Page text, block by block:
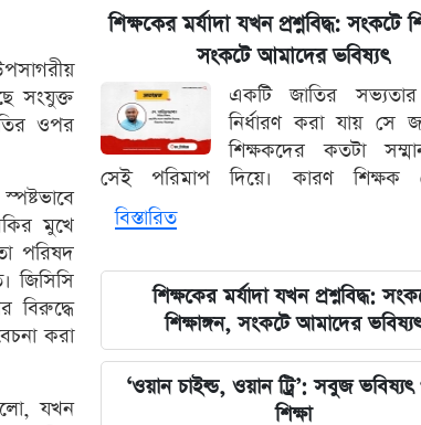
সংযুক্ত
ওপর
মুখে
পরিষদ
জিসিসি
বিরুদ্ধে
করা
যখন
মার্কিন ইমিগ্রেশন সার্ভিস বিভাগে
পরিবর্তন, প্রবাসীদের জন্য জরুরি
২০২৩ সালের ইসরায়েলি হামলার
আড়াই বছর পর উদ্ধার ৪০ শিশুর
দেহাবশেষ
জুলাই শহীদদের কবর বাঁধানোর
হোসেন
শেয়ারবাজারে আর্থিক কেলেঙ্কারির
বড় আপডেট জানাল দুদক
শিক্ষকের মর্যাদা যখন প্রশ্নবিদ্ধ: সংকটে
সংকটে আমাদের ভবিষ্যৎ
একটি জাতির সভ্যতার
নির্ধারণ করা যায় সে
শিক্ষকদের কতটা
সেই পরিমাপ দিয়ে। কারণ শিক্ষক
বিস্তারিত
শিক্ষকের মর্যাদা যখন প্রশ্নবিদ্ধ:
শিক্ষাঙ্গন, সংকটে আমাদের ভবিষ্যৎ
‘ওয়ান চাইল্ড, ওয়ান ট্রি’: সবুজ
শিক্ষা